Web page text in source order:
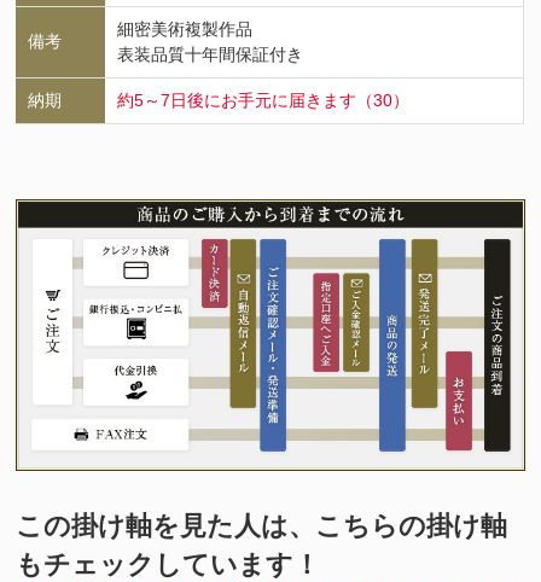
備考
細密美術複製作品
表装品質十年間保証付き
納期 約5～7日後にお手元に届きます（30）
この掛け軸を見た人は、こちらの掛け軸
もチェックしています！